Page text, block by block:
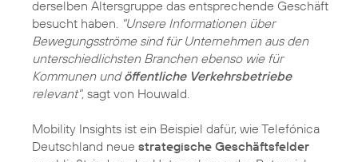
derselben Altersgruppe das entsprechende Geschäft
besucht haben. "Unsere Informationen über
Bewegungsströme sind für Unternehmen aus den
unterschiedlichsten Branchen ebenso wie für
Kommunen undöffentliche Verkehrsbetriebe
relevant", sagt von Houwald.
Mobility Insights ist ein Beispiel dafür, wie Telefónica
Deutschland neue strategische Geschäftsfelder